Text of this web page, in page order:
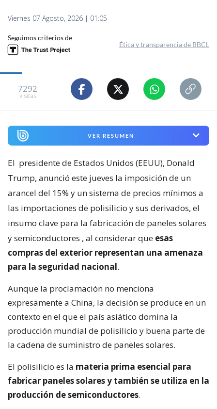
Viernes 07 Agosto, 2026 | 01:05
Seguimos criterios de
Ética y transparencia de BBCL
7292
visitas
VER RESUMEN
El presidente de Estados Unidos (EEUU), Donald
Trump, anunció este jueves la imposición de un
arancel del 15% y un sistema de precios mínimos a
las importaciones de polisilicio y sus derivados, el
insumo clave para la fabricación de paneles solares
y semiconductores , al considerar que esas
compras del exterior representan una amenaza
para la seguridad nacional.
Aunque la proclamación no menciona
expresamente a China, la decisión se produce en un
contexto en el que el país asiático domina la
producción mundial de polisilicio y buena parte de
la cadena de suministro de paneles solares.
El polisilicio es la materia prima esencial para
fabricar paneles solares y también se utiliza en la
producción de semiconductores.